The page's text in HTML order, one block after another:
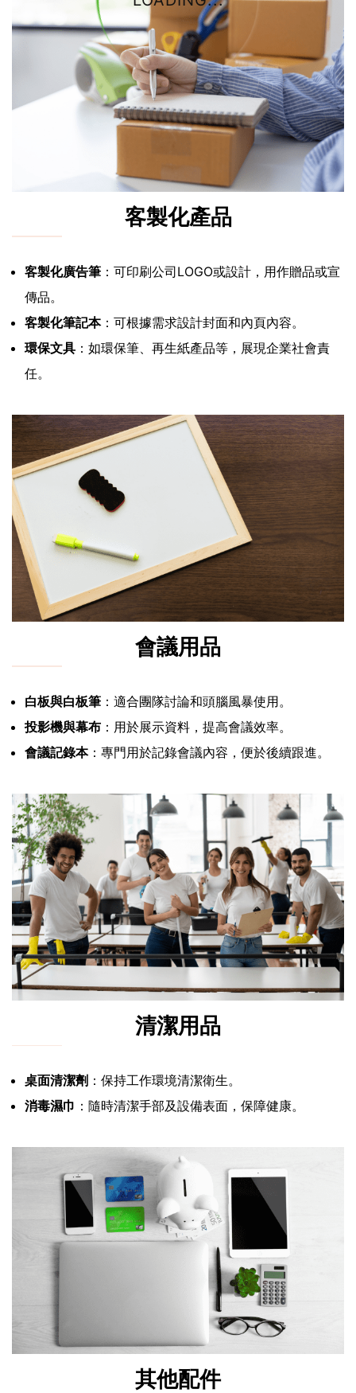
客製化產品
客製化廣告筆 ：可印刷公司LOGO或設計，用作贈品或宣
傳品。
客製化筆記本：可根據需求設計封面和內頁內容。
環保文具 ：如環保筆、再生紙產品等，展現企業社會責
任。
會議用品
白板與白板筆 ：適合團隊討論和頭腦風暴使用。
投影機與幕布 ：用於展示資料，提高會議效率。
會議記錄本：專門用於記錄會議內容，便於後續跟進。
清潔用品
桌面清潔劑 ：保持工作環境清潔衛生。
消毒濕巾 ：隨時清潔手部及設備表面，保障健康。
其他配件